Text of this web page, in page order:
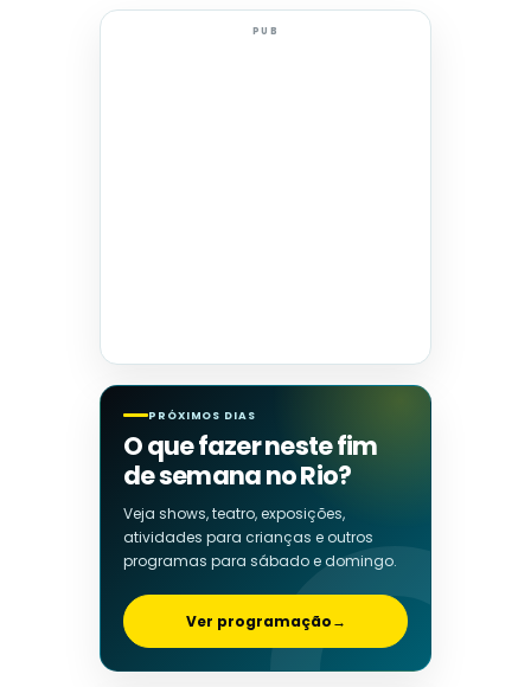
PUB
PRÓXIMOS DIAS
O que fazer neste fim
de semana no Rio?
Veja shows, teatro, exposições,
atividades para crianças e outros
programas para sábado e domingo.
Ver programação→